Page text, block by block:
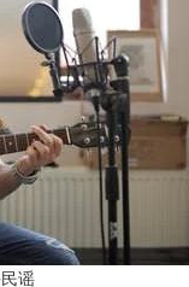
谣